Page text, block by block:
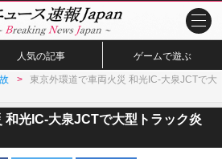
人気の記事 ゲームで遊ぶ
東京外環道で車両火災 和光IC-大泉JCTで大
和光IC-大泉JCTで大型トラック炎